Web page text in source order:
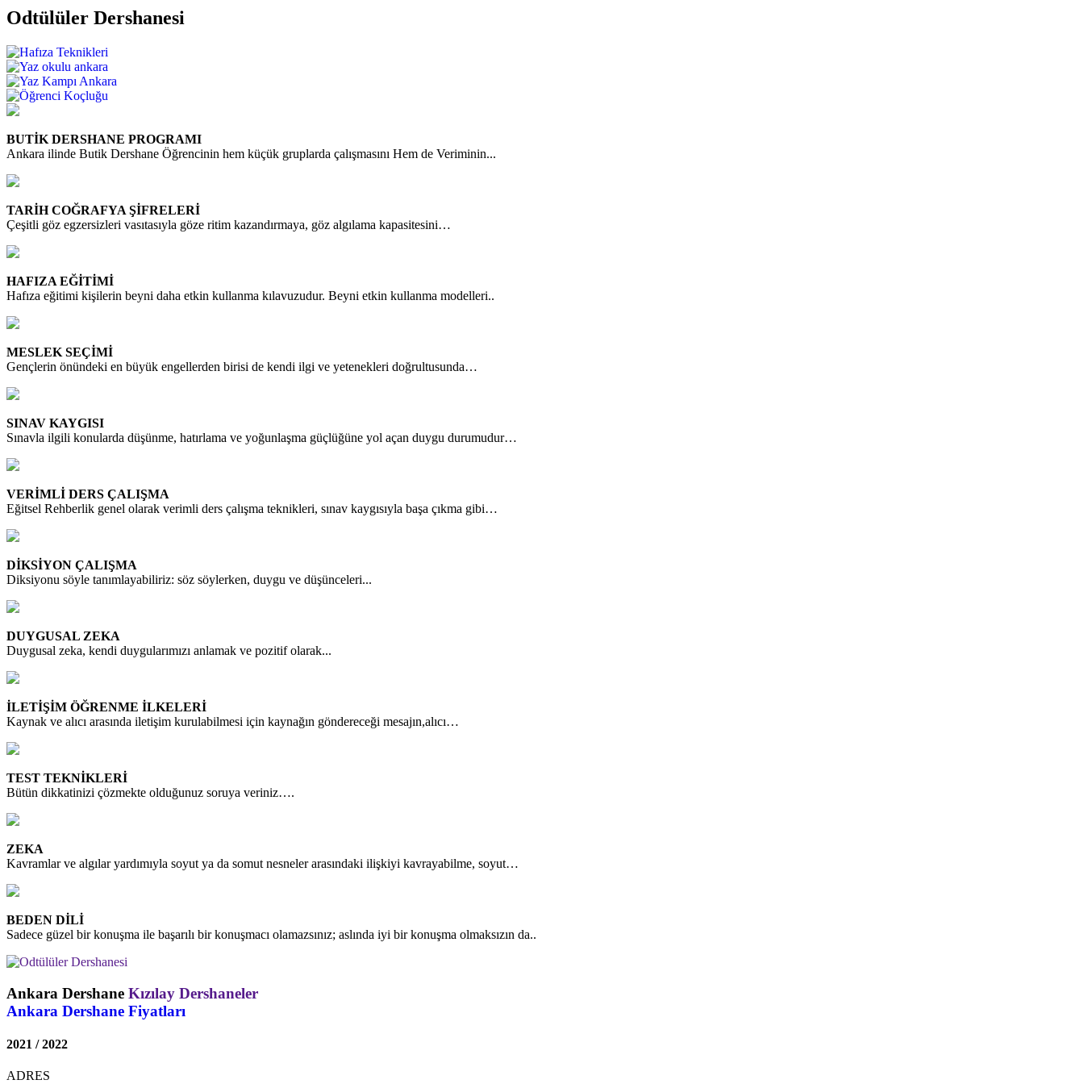
Odtülüler Dershanesi
BUTİK DERSHANE PROGRAMI
Ankara ilinde Butik Dershane Öğrencinin hem küçük gruplarda çalışmasını Hem de Veriminin...
TARİH COĞRAFYA ŞİFRELERİ
Çeşitli göz egzersizleri vasıtasıyla göze ritim kazandırmaya, göz algılama kapasitesini…
HAFIZA EĞİTİMİ
Hafıza eğitimi kişilerin beyni daha etkin kullanma kılavuzudur. Beyni etkin kullanma modelleri..
MESLEK SEÇİMİ
Gençlerin önündeki en büyük engellerden birisi de kendi ilgi ve yetenekleri doğrultusunda…
SINAV KAYGISI
Sınavla ilgili konularda düşünme, hatırlama ve yoğunlaşma güçlüğüne yol açan duygu durumudur…
VERİMLİ DERS ÇALIŞMA
Eğitsel Rehberlik genel olarak verimli ders çalışma teknikleri, sınav kaygısıyla başa çıkma gibi…
DİKSİYON ÇALIŞMA
Diksiyonu söyle tanımlayabiliriz: söz söylerken, duygu ve düşünceleri...
DUYGUSAL ZEKA
Duygusal zeka, kendi duygularımızı anlamak ve pozitif olarak...
İLETİŞİM ÖĞRENME İLKELERİ
Kaynak ve alıcı arasında iletişim kurulabilmesi için kaynağın göndereceği mesajın,alıcı…
TEST TEKNİKLERİ
Bütün dikkatinizi çözmekte olduğunuz soruya veriniz….
ZEKA
Kavramlar ve algılar yardımıyla soyut ya da somut nesneler arasındaki ilişkiyi kavrayabilme, soyut…
BEDEN DİLİ
Sadece güzel bir konuşma ile başarılı bir konuşmacı olamazsınız; aslında iyi bir konuşma olmaksızın da..
Ankara Dershane Kızılay Dershaneler
Ankara Dershane Fiyatları
2021 / 2022
ADRES